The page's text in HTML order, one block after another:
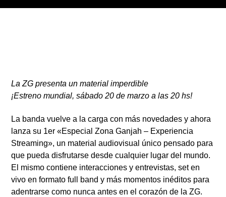
TÍTULO
Radio
La ZG presenta un material imperdible
¡Estreno mundial, sábado 20 de marzo a las 20 hs!
La banda vuelve a la carga con más novedades y ahora
lanza su 1er«Especial Zona Ganjah – Experiencia
Streaming», un material audiovisual único pensado para
que pueda disfrutarse desde cualquier lugar del mundo.
El mismo contiene interacciones y entrevistas,set en
vivo enformato full bandy más momentos inéditos para
adentrarse como nunca antes en el corazón de laZG.